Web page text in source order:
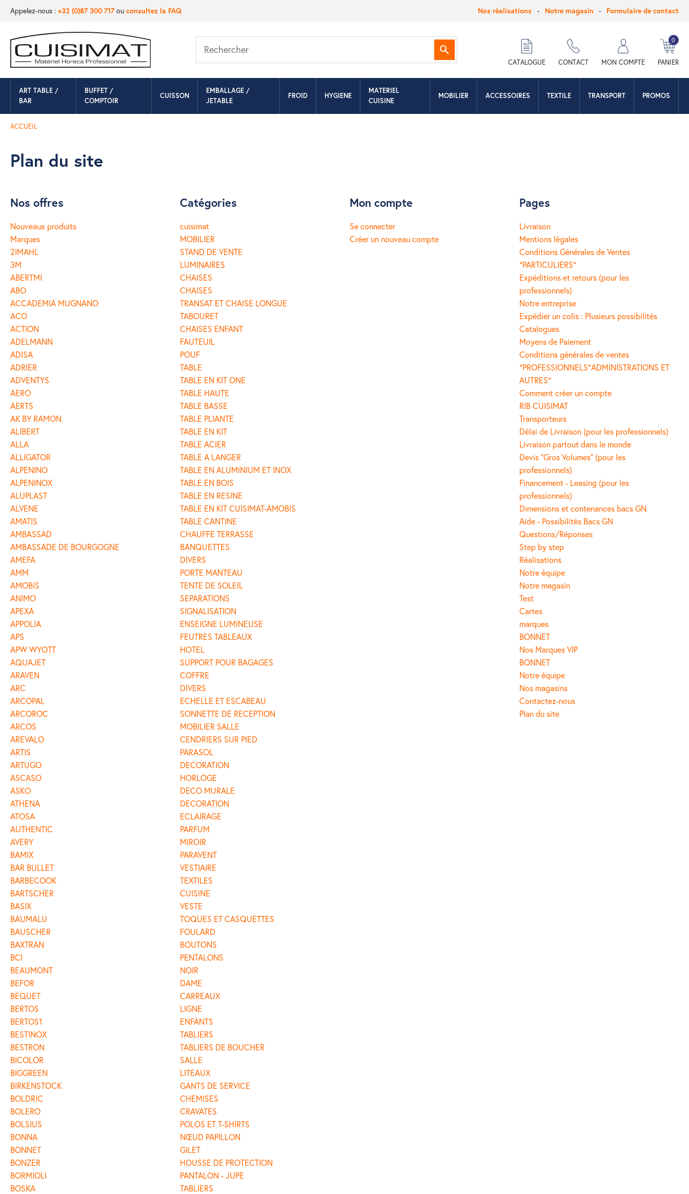
Appelez-nous : +32 (0)87 300 717ou consultez la FAQ Nos réalisations Notre magasin Formulaire de contact
Rechercher
CATALOGUE CONTACT MON COMPTE PANIER
0
ART TABLE /
BAR
BUFFET /
COMPTOIR
CUISSON
EMBALLAGE /
JETABLE
FROID HYGIENE
MATERIEL
CUISINE
MOBILIER ACCESSOIRES TEXTILE TRANSPORT PROMOS
ACCUEIL
Plan du site
Nos offres
Nouveaux produits
Marques
2IMAHL
3M
ABERTMI
ABO
ACCADEMIA MUGNANO
ACO
ACTION
ADELMANN
ADISA
ADRIER
ADVENTYS
AERO
AERTS
AK BY RAMON
ALIBERT
ALLA
ALLIGATOR
ALPENINO
ALPENINOX
ALUPLAST
ALVENE
AMATIS
AMBASSAD
AMBASSADE DE BOURGOGNE
AMEFA
AMM
AMOBIS
ANIMO
APEXA
APPOLIA
APS
APW WYOTT
AQUAJET
ARAVEN
ARC
ARCOPAL
ARCOROC
ARCOS
AREVALO
ARTIS
ARTUGO
ASCASO
ASKO
ATHENA
ATOSA
AUTHENTIC
AVERY
BAMIX
BAR BULLET
BARBECOOK
BARTSCHER
BASIX
BAUMALU
BAUSCHER
BAXTRAN
BCI
BEAUMONT
BEFOR
BEQUET
BERTOS
BERTOS1
BESTINOX
BESTRON
BICOLOR
BIGGREEN
BIRKENSTOCK
BOLDRIC
BOLERO
BOLSIUS
BONNA
BONNET
BONZER
BORMIOLI
BOSKA
Catégories
cuisimat
MOBILIER
STAND DE VENTE
LUMINAIRES
CHAISES
CHAISES
TRANSAT ET CHAISE LONGUE
TABOURET
CHAISES ENFANT
FAUTEUIL
POUF
TABLE
TABLE EN KIT ONE
TABLE HAUTE
TABLE BASSE
TABLE PLIANTE
TABLE EN KIT
TABLE ACIER
TABLE A LANGER
TABLE EN ALUMINIUM ET INOX
TABLE EN BOIS
TABLE EN RESINE
TABLE EN KIT CUISIMAT-AMOBIS
TABLE CANTINE
CHAUFFE TERRASSE
BANQUETTES
DIVERS
PORTE MANTEAU
TENTE DE SOLEIL
SEPARATIONS
SIGNALISATION
ENSEIGNE LUMINEUSE
FEUTRES TABLEAUX
HOTEL
SUPPORT POUR BAGAGES
COFFRE
DIVERS
ECHELLE ET ESCABEAU
SONNETTE DE RECEPTION
MOBILIER SALLE
CENDRIERS SUR PIED
PARASOL
DECORATION
HORLOGE
DECO MURALE
DECORATION
ECLAIRAGE
PARFUM
MIROIR
PARAVENT
VESTIAIRE
TEXTILES
CUISINE
VESTE
TOQUES ET CASQUETTES
FOULARD
BOUTONS
PENTALONS
NOIR
DAME
CARREAUX
LIGNE
ENFANTS
TABLIERS
TABLIERS DE BOUCHER
SALLE
LITEAUX
GANTS DE SERVICE
CHEMISES
CRAVATES
POLOS ET T-SHIRTS
NŒUD PAPILLON
GILET
HOUSSE DE PROTECTION
PANTALON - JUPE
TABLIERS
Mon compte
Se connecter
Créer un nouveau compte
Pages
Livraison
Mentions légales
Conditions Générales de Ventes
*PARTICULIERS*
Expéditions et retours (pour les
professionnels)
Notre entreprise
Expédier un colis : Plusieurs possibilités
Catalogues
Moyens de Paiement
Conditions générales de ventes
*PROFESSIONNELS*ADMINISTRATIONS ET
AUTRES*
Comment créer un compte
RIB CUISIMAT
Transporteurs
Délai de Livraison (pour les professionnels)
Livraison partout dans le monde
Devis "Gros Volumes" (pour les
professionnels)
Financement - Leasing (pour les
professionnels)
Dimensions et contenances bacs GN
Aide - Possibilités Bacs GN
Questions/Réponses
Step by step
Réalisations
Notre équipe
Notre magasin
Test
Cartes
marques
BONNET
Nos Marques VIP
BONNET
Notre équipe
Nos magasins
Contactez-nous
Plan du site